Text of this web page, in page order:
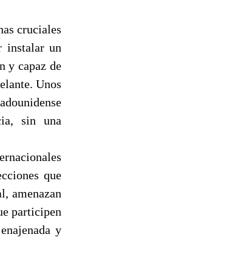
cruciales
instalar un
y capaz de
Unos
sin una
que
amenazan
participen
y